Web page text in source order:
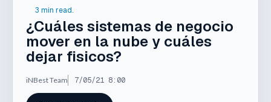
3 min read.
¿Cuáles sistemas de negocio
mover en la nube y cuáles
dejar fisicos?
iNBest Team 7/05/21 8:00